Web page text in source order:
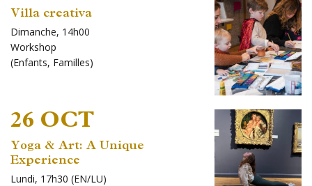
Villa creativa
Dimanche, 14h00
Workshop
(Enfants, Familles)
26 OCT
Yoga & Art: A Unique
Experience
Lundi, 17h30 (EN/LU)